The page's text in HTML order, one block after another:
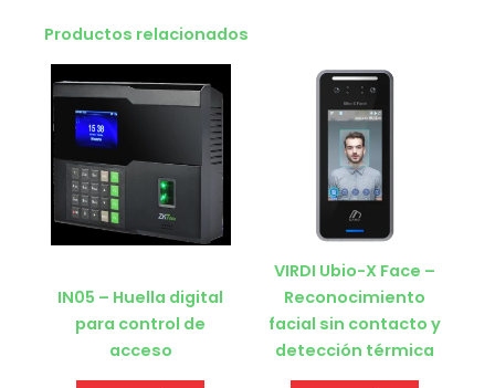
Productos relacionados
IN05 – Huella digital
para control de
acceso
VIRDI Ubio-X Face –
Reconocimiento
facial sin contacto y
detección térmica